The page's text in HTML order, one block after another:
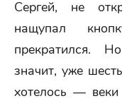
Сергей, не
нащупал
прекратился.
значит, уже
хотелось —